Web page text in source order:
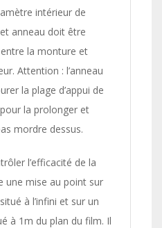
intérieur de
anneau doit être
la monture et
Attention : l’anneau
la plage d’appui de
la prolonger et
mordre dessus.
l’efficacité de la
une mise au point sur
à l’infini et sur un
à 1m du plan du film. Il